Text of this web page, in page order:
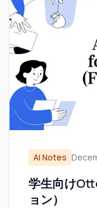
AI Notes
学生向け
ョン）